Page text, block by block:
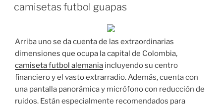
camisetas futbol guapas
Arriba uno se da cuenta de las extraordinarias
dimensiones que ocupa la capital de Colombia,
camiseta futbol alemania incluyendo su centro
financiero y el vasto extrarradio. Además, cuenta con
una pantalla panorámica y micrófono con reducción de
ruidos. Están especialmente recomendados para